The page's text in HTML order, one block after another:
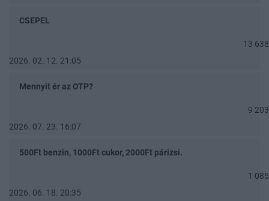
CSEPEL
13 638
2026. 02. 12. 21:05
Mennyit ér az OTP?
9 203
2026. 07. 23. 16:07
500Ft benzin, 1000Ft cukor, 2000Ft párizsi.
1 085
2026. 06. 18. 20:35